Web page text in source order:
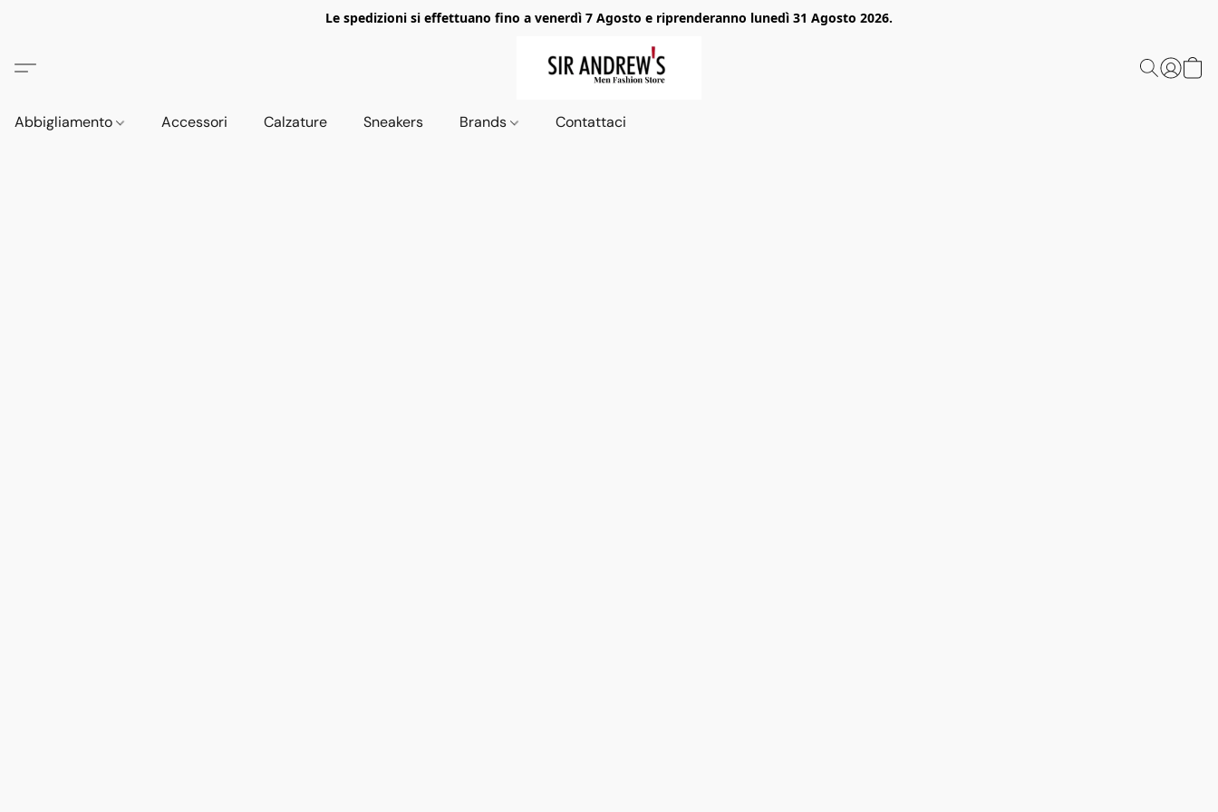
Le spedizioni si effettuano fino a venerdì 7 Agosto e riprenderanno lunedì 31 Agosto 2026.
Abbigliamento Accessori Calzature Sneakers Brands Contattaci